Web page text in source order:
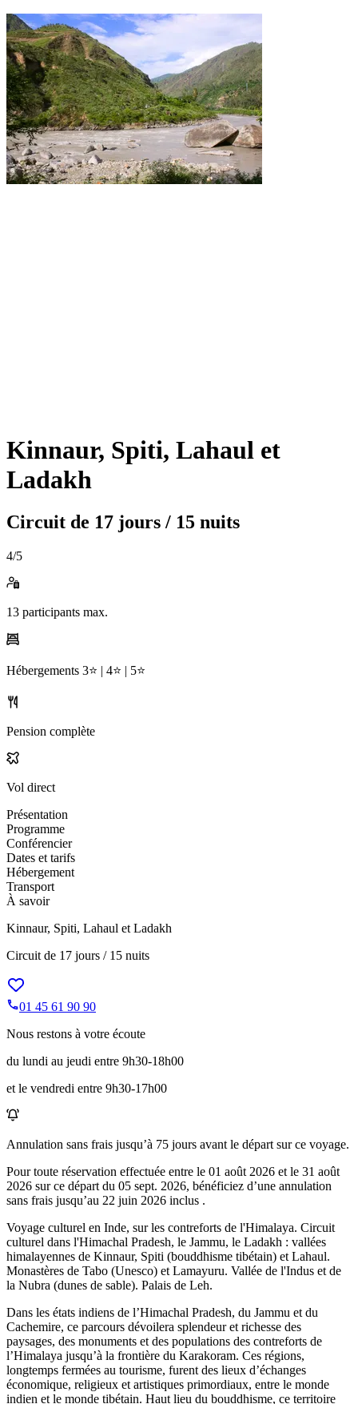
Kinnaur, Spiti, Lahaul et
Ladakh
Circuit de 17 jours / 15 nuits
4/5
13 participants max.
Hébergements 3⭐️ | 4⭐️ | 5⭐️
Pension complète
Vol direct
Présentation
Programme
Conférencier
Dates et tarifs
Hébergement
Transport
À savoir
Kinnaur, Spiti, Lahaul et Ladakh
Circuit de 17 jours / 15 nuits
01 45 61 90 90
Nous restons à votre écoute
du lundi au jeudi entre 9h30-18h00
et le vendredi entre 9h30-17h00
Annulation sans frais jusqu’à 75 jours avant le départ sur ce voyage.
Pour toute réservation effectuée entre le 01 août 2026 et le 31 août
2026 sur ce départ du 05 sept. 2026, bénéficiez d’une annulation
sans frais jusqu’au 22 juin 2026 inclus .
Voyage culturel en Inde, sur les contreforts de l'Himalaya. Circuit
culturel dans l'Himachal Pradesh, le Jammu, le Ladakh : vallées
himalayennes de Kinnaur, Spiti (bouddhisme tibétain) et Lahaul.
Monastères de Tabo (Unesco) et Lamayuru. Vallée de l'Indus et de
la Nubra (dunes de sable). Palais de Leh.
Dans les états indiens de l’Himachal Pradesh, du Jammu et du
Cachemire, ce parcours dévoilera splendeur et richesse des
paysages, des monuments et des populations des contreforts de
l’Himalaya jusqu’à la frontière du Karakoram. Ces régions,
longtemps fermées au tourisme, furent des lieux d’échanges
économique, religieux et artistiques primordiaux, entre le monde
indien et le monde tibétain. Haut lieu du bouddhisme, ce territoire